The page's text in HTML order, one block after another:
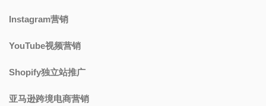
Instagram营销
YouTube视频营销
Shopify独立站推广
亚马逊跨境电商营销